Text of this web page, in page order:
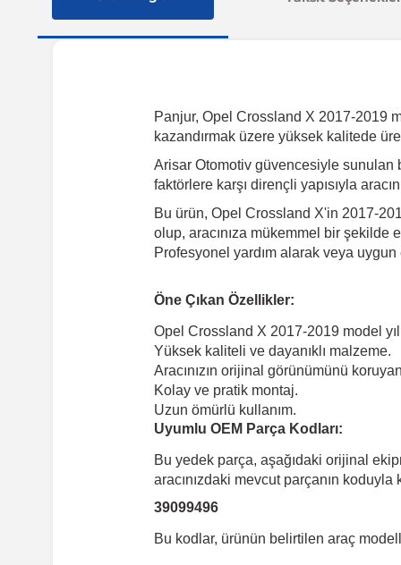
Panjur, Opel Crossland X 2017-2019
kazandırmak üzere yüksek kalitede
Arisar Otomotiv güvencesiyle sunulan
faktörlere karşı dirençli yapısıyla
Bu ürün, Opel Crossland X'in 2017-
olup, aracınıza mükemmel bir şekilde
Profesyonel yardım alarak veya
Öne Çıkan Özellikler:
Opel Crossland X 2017-2019 model
Yüksek kaliteli ve dayanıklı malzeme.
Aracınızın orijinal görünümünü
Kolay ve pratik montaj.
Uzun ömürlü kullanım.
Uyumlu OEM Parça Kodları:
Bu yedek parça, aşağıdaki orijinal
aracınızdaki mevcut parçanın koduyla
39099496
Bu kodlar, ürünün belirtilen araç